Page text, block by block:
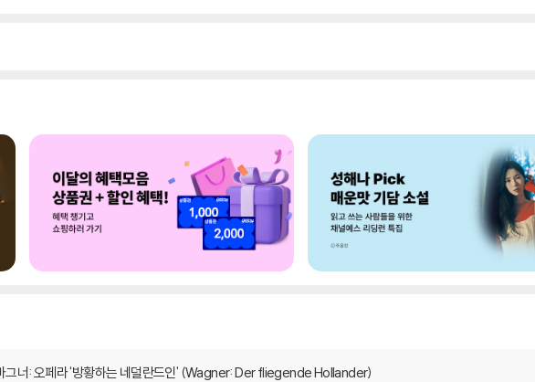
그너: 오페라 '방황하는 네덜란드인' (Wagner: Der fliegende Hollander)